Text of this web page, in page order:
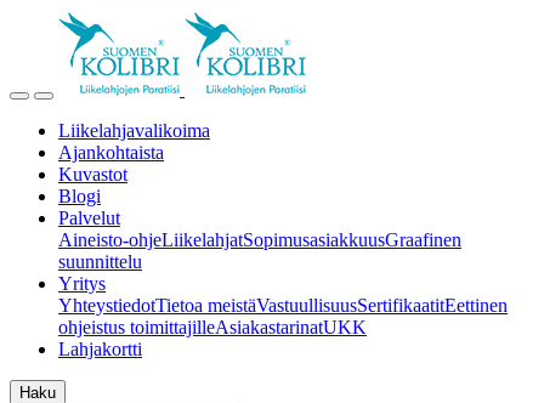
Liikelahjavalikoima
Ajankohtaista
Kuvastot
Blogi
Palvelut
Aineisto-ohjeLiikelahjatSopimusasiakkuusGraafinen
suunnittelu
Yritys
YhteystiedotTietoa meistäVastuullisuusSertifikaatitEettinen
ohjeistus toimittajilleAsiakastarinatUKK
Lahjakortti
Haku